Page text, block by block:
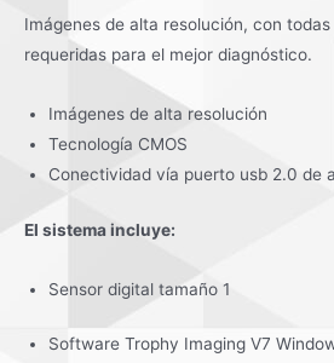
Imágenes de alta resolución, con
requeridas para el mejor diagnóstico.
Imágenes de alta resolución
Tecnología CMOS
Conectividad vía puerto usb 2.0 de
El sistema incluye:
Sensor digital tamaño 1
Software Trophy Imaging V7